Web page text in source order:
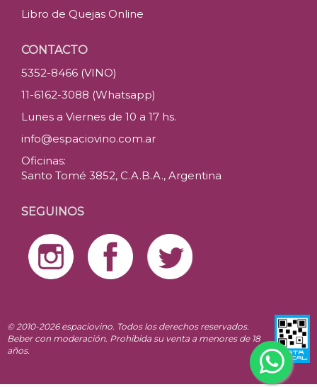
Libro de Quejas Online
CONTACTO
5352-8466 (VINO)
11-6162-3088 (Whatsapp)
Lunes a Viernes de 10 a 17 hs.
info@espaciovino.com.ar
Oficinas:
Santo Tomé 3852, C.A.B.A., Argentina
SEGUINOS
© 2010-2026 espaciovino. Todos los derechos reservados.
Beber con moderación. Prohibida su venta a menores de 18
años.